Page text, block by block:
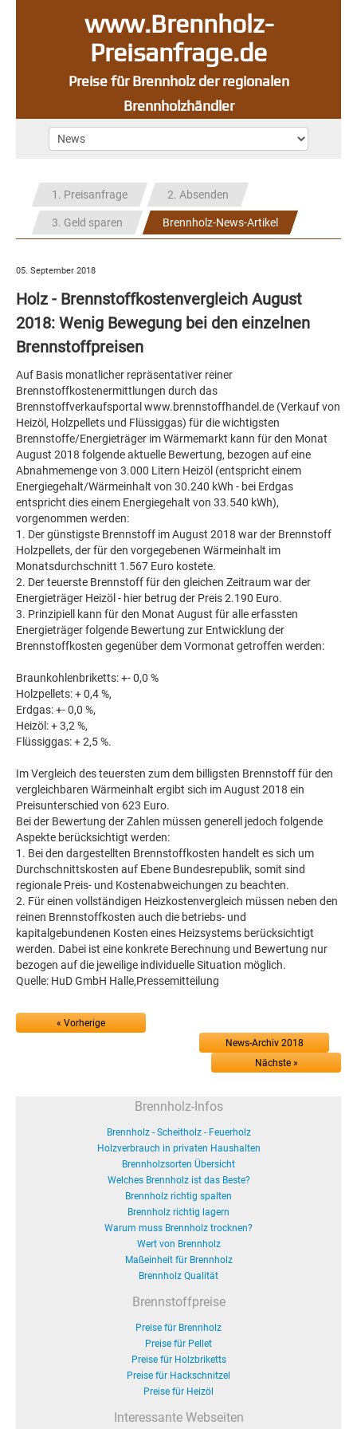
www.Brennholz-
Preisanfrage.de
Preise für Brennholz der regionalen
Brennholzhändler
1. Preisanfrage 2. Absenden
3. Geld sparen Brennholz-News-Artikel
05. September 2018
Holz - Brennstoffkostenvergleich August
2018: Wenig Bewegung bei den einzelnen
Brennstoffpreisen
Auf Basis monatlicher repräsentativer reiner
Brennstoffkostenermittlungen durch das
Brennstoffverkaufsportal www.brennstoffhandel.de (Verkauf von
Heizöl, Holzpellets und Flüssiggas) für die wichtigsten
Brennstoffe/Energieträger im Wärmemarkt kann für den Monat
August 2018 folgende aktuelle Bewertung, bezogen auf eine
Abnahmemenge von 3.000 Litern Heizöl (entspricht einem
Energiegehalt/Wärmeinhalt von 30.240 kWh - bei Erdgas
entspricht dies einem Energiegehalt von 33.540 kWh),
vorgenommen werden:
1. Der günstigste Brennstoff im August 2018 war der Brennstoff
Holzpellets, der für den vorgegebenen Wärmeinhalt im
Monatsdurchschnitt 1.567 Euro kostete.
2. Der teuerste Brennstoff für den gleichen Zeitraum war der
Energieträger Heizöl - hier betrug der Preis 2.190 Euro.
3. Prinzipiell kann für den Monat August für alle erfassten
Energieträger folgende Bewertung zur Entwicklung der
Brennstoffkosten gegenüber dem Vormonat getroffen werden:
Braunkohlenbriketts: +- 0,0 %
Holzpellets: + 0,4 %,
Erdgas: +- 0,0 %,
Heizöl: + 3,2 %,
Flüssiggas: + 2,5 %.
Im Vergleich des teuersten zum dem billigsten Brennstoff für den
vergleichbaren Wärmeinhalt ergibt sich im August 2018 ein
Preisunterschied von 623 Euro.
Bei der Bewertung der Zahlen müssen generell jedoch folgende
Aspekte berücksichtigt werden:
1. Bei den dargestellten Brennstoffkosten handelt es sich um
Durchschnittskosten auf Ebene Bundesrepublik, somit sind
regionale Preis- und Kostenabweichungen zu beachten.
2. Für einen vollständigen Heizkostenvergleich müssen neben den
reinen Brennstoffkosten auch die betriebs- und
kapitalgebundenen Kosten eines Heizsystems berücksichtigt
werden. Dabei ist eine konkrete Berechnung und Bewertung nur
bezogen auf die jeweilige individuelle Situation möglich.
Quelle: HuD GmbH Halle,Pressemitteilung
« Vorherige
News-Archiv 2018
Nächste »
Brennholz-Infos
Brennholz - Scheitholz - Feuerholz
Holzverbrauch in privaten Haushalten
Brennholzsorten Übersicht
Welches Brennholz ist das Beste?
Brennholz richtig spalten
Brennholz richtig lagern
Warum muss Brennholz trocknen?
Wert von Brennholz
Maßeinheit für Brennholz
Brennholz Qualität
Brennstoffpreise
Preise für Brennholz
Preise für Pellet
Preise für Holzbriketts
Preise für Hackschnitzel
Preise für Heizöl
Interessante Webseiten